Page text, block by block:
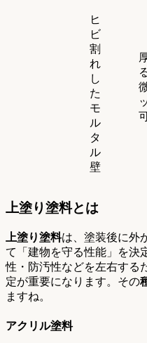
ヒ
ビ
割
れ
し
た
モ
ル
タ
ル
壁
上塗り塗料とは
上塗り塗料は、塗装後に外
て「建物を守る性能」を決
性・防汚性などを左右する
定が重要になります。その
ますね。
アクリル塗料